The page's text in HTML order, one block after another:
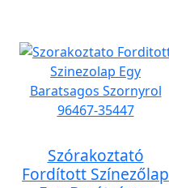
Szórakoztató
Fordított Színezőlap